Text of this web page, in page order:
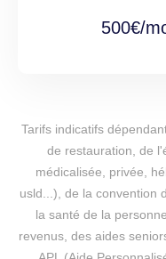
500€/
Tarifs indicatifs
de restauration, de
médicalisée, privée,
usld...), de la convention
la santé de la
revenus, des aides